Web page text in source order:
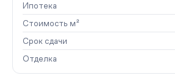
Ипотека
Стоимость м²
Срок сдачи
Отделка